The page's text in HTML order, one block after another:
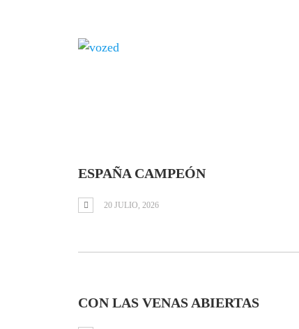
Tag: Lionel
ESPAÑA CAMPEÓN
20 JULIO, 2026
CON LAS VENAS ABIERTAS